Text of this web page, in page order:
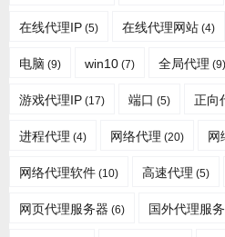
在线代理IP (5) 在线代理网站 (4)
电脑 (9) win10 (7) 全局代理 (9)
游戏代理IP (17) 端口 (5) 正向
进程代理 (4) 网络代理 (20) 网
网络代理软件 (10) 高速代理 (5)
网页代理服务器 (6) 国外代理服